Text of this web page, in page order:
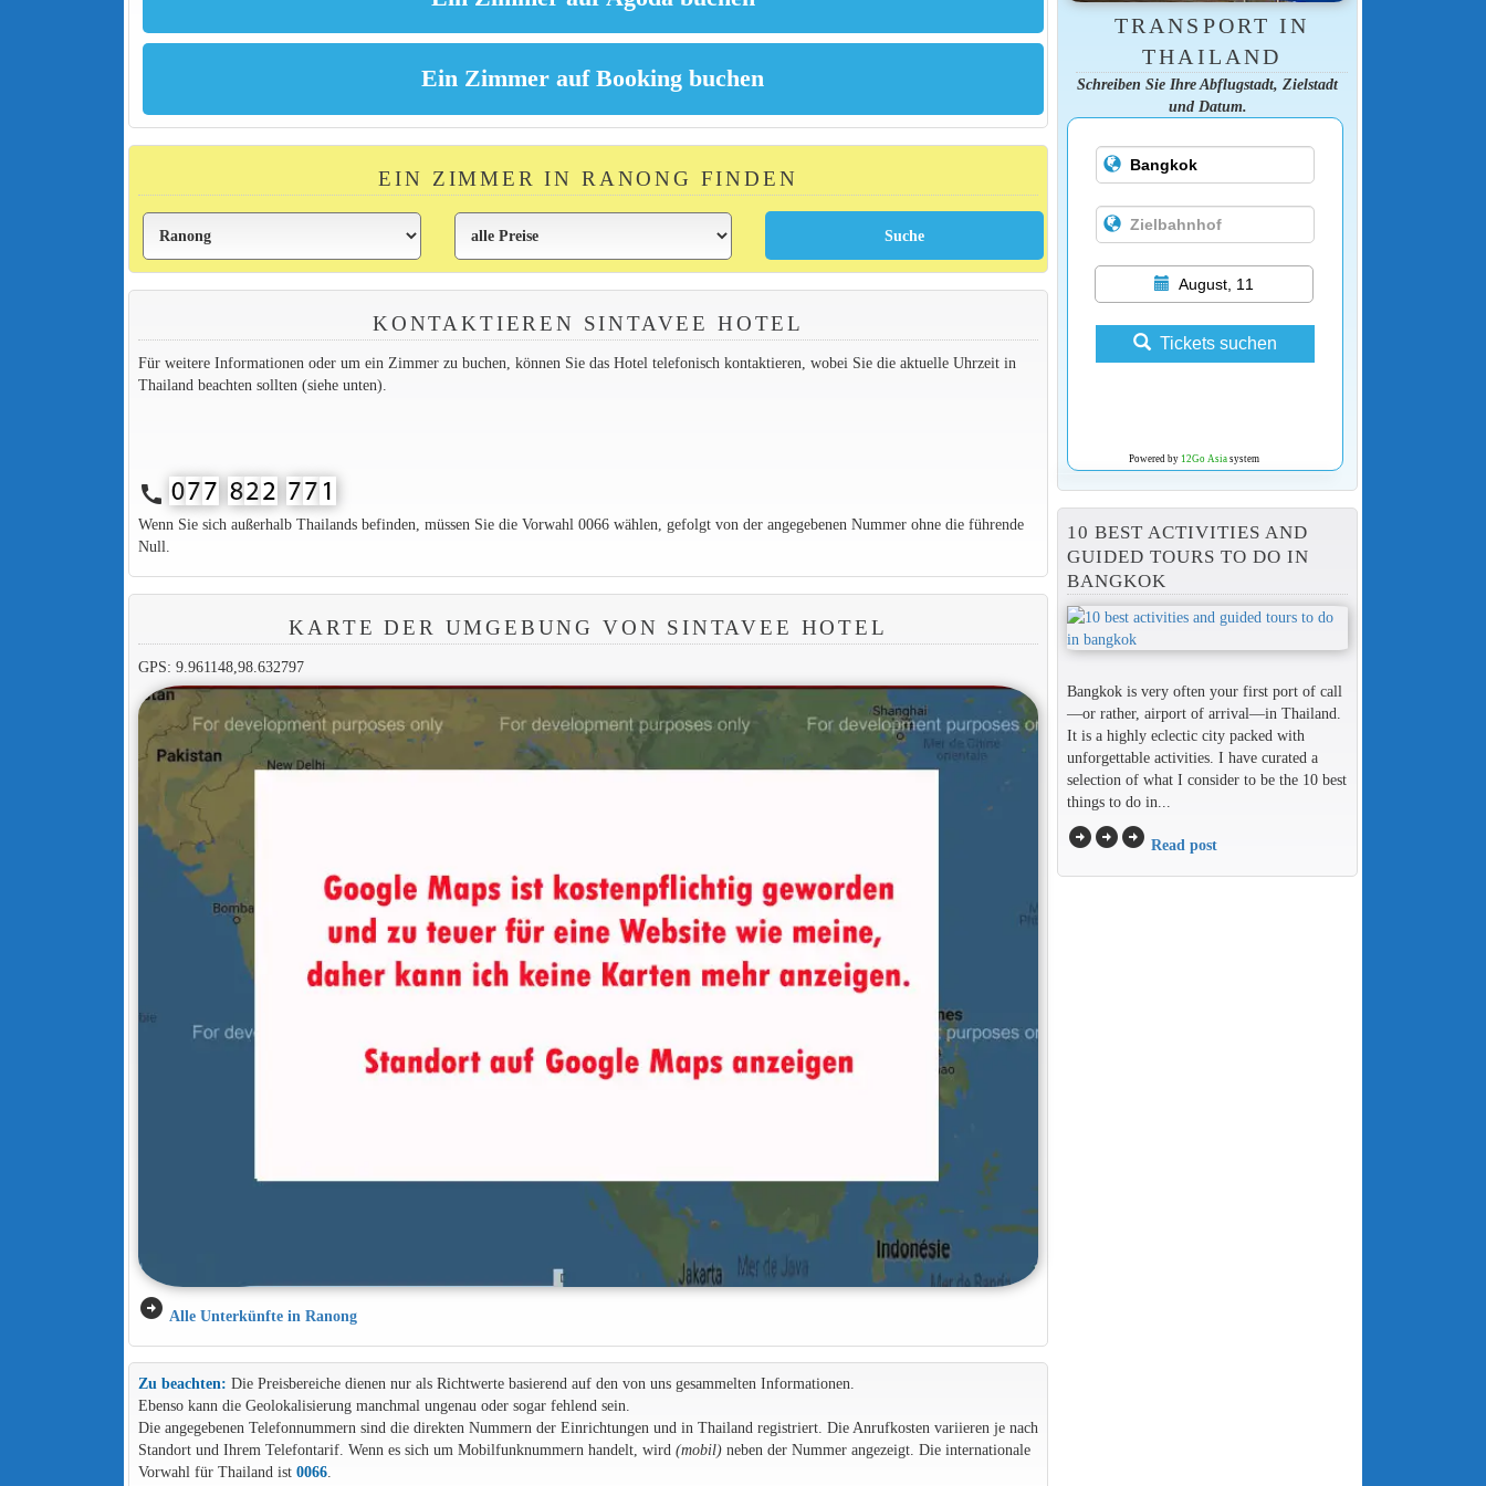
EIN ZIMMER IN RANONG FINDEN
KONTAKTIEREN SINTAVEE HOTEL
Für weitere Informationen oder um ein Zimmer zu buchen, können Sie das Hotel telefonisch kontaktieren, wobei Sie die aktuelle Uhrzeit in
Thailand beachten sollten (siehe unten).
call
Wenn Sie sich außerhalb Thailands befinden, müssen Sie die Vorwahl 0066 wählen, gefolgt von der angegebenen Nummer ohne die führende
Null.
KARTE DER UMGEBUNG VON SINTAVEE HOTEL
GPS: 9.961148,98.632797
arrow_circle_right Alle Unterkünfte in Ranong
Zu beachten: Die Preisbereiche dienen nur als Richtwerte basierend auf den von uns gesammelten Informationen.
Ebenso kann die Geolokalisierung manchmal ungenau oder sogar fehlend sein.
Die angegebenen Telefonnummern sind die direkten Nummern der Einrichtungen und in Thailand registriert. Die Anrufkosten variieren je nach
Standort und Ihrem Telefontarif. Wenn es sich um Mobilfunknummern handelt, wird (mobil)neben der Nummer angezeigt. Die internationale
Vorwahl für Thailand ist 0066.
TRANSPORT IN
THAILAND
Schreiben Sie Ihre Abflugstadt, Zielstadt
und Datum.
August, 11
Tickets suchen
Powered by 12Go Asiasystem
10 BEST ACTIVITIES AND
GUIDED TOURS TO DO IN
BANGKOK
Bangkok is very often your first port of call
—or rather, airport of arrival—in Thailand.
It is a highly eclectic city packed with
unforgettable activities. I have curated a
selection of what I consider to be the 10 best
things to do in...
arrow_circle_rightarrow_circle_rightarrow_circle_right Read post